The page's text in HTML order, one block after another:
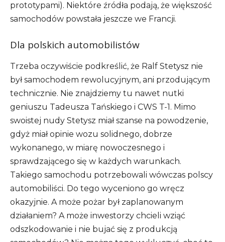
prototypami). Niektóre źródła podają, że większość
samochodów powstała jeszcze we Francji.
Dla polskich automobilistów
Trzeba oczywiście podkreślić, że Ralf Stetysz nie
był samochodem rewolucyjnym, ani przodującym
technicznie. Nie znajdziemy tu nawet nutki
geniuszu Tadeusza Tańskiego i CWS T-1. Mimo
swoistej nudy Stetysz miał szanse na powodzenie,
gdyż miał opinie wozu solidnego, dobrze
wykonanego, w miarę nowoczesnego i
sprawdzającego się w każdych warunkach.
Takiego samochodu potrzebowali wówczas polscy
automobiliści. Do tego wyceniono go wręcz
okazyjnie. A może pożar był zaplanowanym
działaniem? A może inwestorzy chcieli wziąć
odszkodowanie i nie bujać się z produkcją